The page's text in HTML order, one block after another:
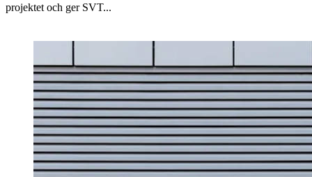
projektet och ger SVT...